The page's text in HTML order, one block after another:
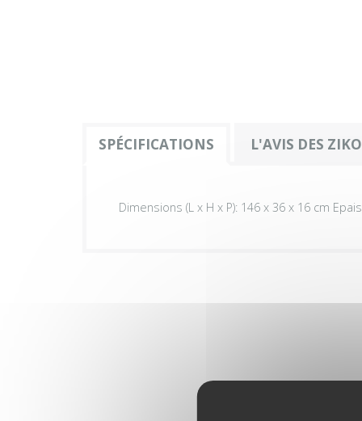
SPÉCIFICATIONS L'AVIS DES
Dimensions (L x H x P): 146 x 36 x 16 cm